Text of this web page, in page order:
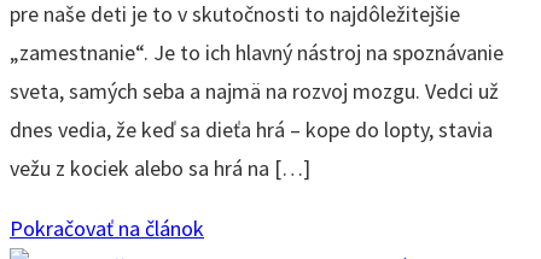
pre naše deti je to v skutočnosti to najdôležitejšie
„zamestnanie“. Je to ich hlavný nástroj na spoznávanie
sveta, samých seba a najmä na rozvoj mozgu. Vedci už
dnes vedia, že keď sa dieťa hrá – kope do lopty, stavia
vežu z kociek alebo sa hrá na […]
Pokračovať na článok